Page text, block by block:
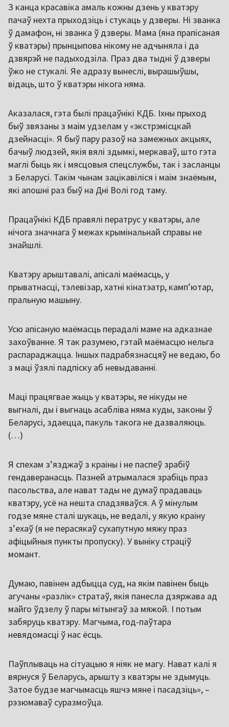
З канца красавіка амаль кожны дзень у кватэру
пачаў нехта прыходзіць і стукаць у дзверы. Ні званка
ў дамафон, ні званка ў дзверы. Мама (яна прапісаная
ў кватэры) прынцыпова нікому не адчыняла і да
дзвярэй не падыходзіла. Праз два тыдні ў дзверы
ўжо не стукалі. Яе адразу вынеслі, вырашыўшы,
відаць, што ў кватэры нікога няма.
Аказалася, гэта былі працаўнікі КДБ. Іхны прыход
быў звязаны з маім удзелам у «экстрэмісцкай
дзейнасці». Я быў пару разоў на замежных акцыях,
бачыў людзей, якія вялі здымкі, меркаваў, што гэта
маглі быць як і мясцовыя спецслужбы, так і засланцы
з Беларусі. Такім чынам зацікавіліся і маім знаёмым,
які апошні раз быў на Дні Волі год таму.
Працаўнікі КДБ правялі ператрус у кватэры, але
нічога значнага ў межах крымінальнай справы не
знайшлі.
Кватэру арыштавалі, апісалі маёмасць, у
прыватнасці, тэлевізар, хатні кінатэатр, кампʼютар,
пральную машыну.
Усю апісаную маёмасць перадалі маме на адказнае
захоўванне. Я так разумею, гэтай маёмасцю нельга
распараджацца. Іншых падрабязнасцяў не ведаю, бо
з маці ўзялі падпіску аб невыдаванні.
Маці працягвае жыць у кватэры, яе нікуды не
выгналі, ды і выгнаць асабліва няма куды, законы ў
Беларусі, здаецца, пакуль такога не дазваляюць.
(…)
Я спехам зʼязджаў з краіны і не паспеў зрабіў
гендаверанасць. Пазней атрымалася зрабіць праз
пасольства, але нават тады не думаў прадаваць
кватэру, усё на нешта спадзяваўся. А ў мінулым
годзе мяне сталі шукаць, не ведалі, у якую краіну
зʼехаў (я не перасякаў сухапутную мяжу праз
афіцыйныя пункты пропуску). У выніку страціў
момант.
Думаю, павінен адбыцца суд, на якім павінен быць
агучаны «разлік» стратаў, якія панесла дзяржава ад
майго ўдзелу ў пары мітынгаў за мяжой. І потым
забяруць кватэру. Магчыма, год-паўтара
невядомасці ў нас ёсць.
Паўплываць на сітуацыю я ніяк не магу. Нават калі я
вярнуся ў Беларусь, арышту з кватэры не здымуць.
Затое будзе магчымасць яшчэ мяне і пасадзіць», –
рэзюмаваў суразмоўца.